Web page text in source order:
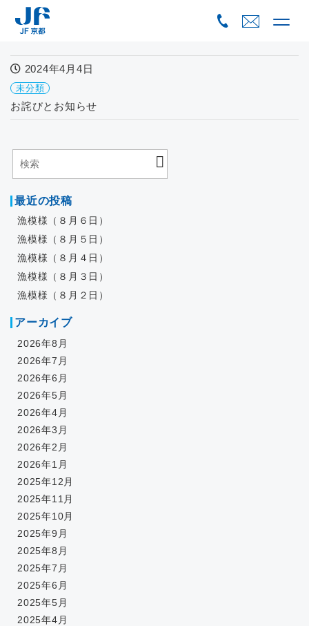
2024年4月4日
未分類
お詫びとお知らせ
最近の投稿
漁模様（８月６日）
漁模様（８月５日）
漁模様（８月４日）
漁模様（８月３日）
漁模様（８月２日）
アーカイブ
2026年8月
2026年7月
2026年6月
2026年5月
2026年4月
2026年3月
2026年2月
2026年1月
2025年12月
2025年11月
2025年10月
2025年9月
2025年8月
2025年7月
2025年6月
2025年5月
2025年4月